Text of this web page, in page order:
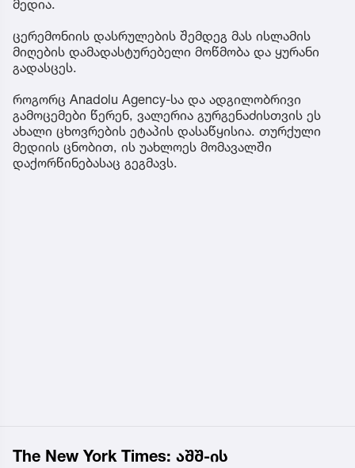
მედია.
ცერემონიის დასრულების შემდეგ მას ისლამის
მიღების დამადასტურებელი მოწმობა და ყურანი
გადასცეს.
როგორც Anadolu Agency-სა და ადგილობრივი
გამოცემები წერენ, ვალერია გურგენაძისთვის ეს
ახალი ცხოვრების ეტაპის დასაწყისია. თურქული
მედიის ცნობით, ის უახლოეს მომავალში
დაქორწინებასაც გეგმავს.
The New York Times: აშშ-ის